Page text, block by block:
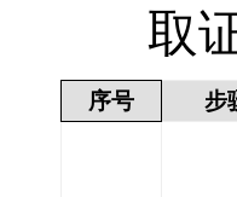
取
序号 步